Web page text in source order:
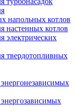
напольных котлов
настенных котлов
электрических
твердотопливных